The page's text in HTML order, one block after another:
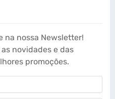
nossa Newsletter!
novidades e das
promoções.